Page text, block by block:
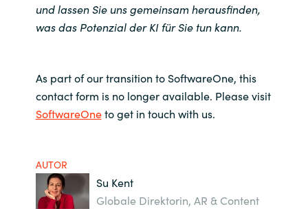
und lassen Sie uns gemeinsam herausfinden,
was das Potenzial der KI für Sie tun kann.
As part of our transition to SoftwareOne, this
contact form is no longer available. Please visit
SoftwareOneto get in touch with us.
AUTOR
Su Kent
Globale Direktorin, AR & Content